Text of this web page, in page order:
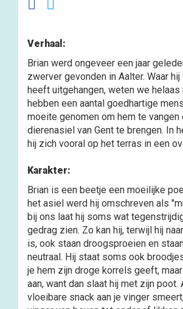
Verhaal:
Brian werd ongeveer een jaar
zwerver gevonden in Aalter. Waar
heeft uitgehangen, weten we helaas
hebben een aantal goedhartige
moeite genomen om hem te vangen
dierenasiel van Gent te brengen. In
hij zich vooral op het terras in een
Karakter:
Brian is een beetje een moeilijke
het asiel werd hij omschreven als
bij ons laat hij soms wat
gedrag zien. Zo kan hij, terwijl hij
is, ook staan droogsproeien en
neutraal. Hij staat soms ook
je hem zijn droge korrels geeft,
aan, want dan slaat hij met zijn poot.
vloeibare snack aan je vinger